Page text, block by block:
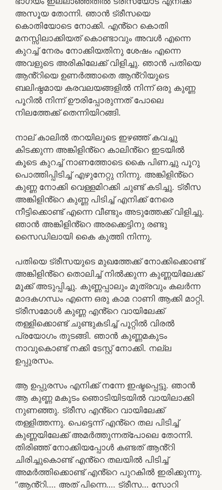
അസൂയ തോന്നി. ഞാൻ ട്രീസയെ
കൊതിയോടെ നോക്കി. എൻ്റെ കൊതി
മനസ്സിലാക്കിയത് കൊണ്ടാവും അവൾ എന്നെ
കുറച്ച് നേരം നോക്കിയതിനു ശേഷം എന്നെ
അവളുടെ അരികിലേക്ക് വിളിച്ചു. ഞാൻ പതിയെ
ആൻ്റിയെ ഉണർത്താതെ ആൻ്റിയുടെ
ബലിഷ്ഠമായ കരവലയങ്ങളിൽ നിന്ന് ഒരു കുണ്ണ
പൂറിൽ നിന്ന് ഊരിപ്പോരുന്നത് പോലെ
നിലത്തേക്ക് തെന്നിയിറങ്ങി.
നാല് കാലിൽ തറയിലൂടെ ഇഴഞ്ഞ് കവച്ചു
കിടക്കുന്ന അങ്കിളിൻ്റെ കാലിൻ്റെ ഇടയിൽ
കൂടെ കുറച്ച് നാണത്തോടെ കൈ പിണച്ചു പൂറു
പൊത്തിപ്പിടിച്ച് എഴുനേറ്റു നിന്നു. അങ്കിളിൻ്റെ
കുണ്ണ നോക്കി വെള്ളമിറക്കി ചുണ്ട് കടിച്ചു. ട്രീസ
അങ്കിളിൻ്റെ കുണ്ണ പിടിച്ച് എനിക്ക് നേരെ
നീട്ടിക്കൊണ്ട് എന്നെ വീണ്ടും അടുത്തേക്ക് വിളിച്ചു.
ഞാൻ അങ്കിളിൻ്റെ അരക്കെട്ടിനു രണ്ടു
സൈഡിലായി കൈ കുത്തി നിന്നു.
പതിയെ ട്രീസയുടെ മുഖത്തേക്ക് നോക്കിക്കൊണ്ട്
അങ്കിളിൻ്റെ തൊലിച്ച് നിൽക്കുന്ന കുണ്ണയിലേക്ക്
മൂക്ക് അടുപ്പിച്ചു. കുണ്ണപ്പാലും മൂത്രവും കലർന്ന
മാദകഗന്ധം എന്നെ ഒരു കാമ റാണി ആക്കി മാറ്റി.
ട്രീസമോൾ കുണ്ണ എൻ്റെ വായിലേക്ക്
തള്ളിക്കൊണ്ട് ചുണ്ടുകടിച്ച് പൂറ്റിൽ വിരൽ
പ്രയോഗം തുടങ്ങി. ഞാൻ കുണ്ണമകുടം
നാവുകൊണ്ട് നക്കി ടേസ്റ്റ് നോക്കി. നല്ല
ഉപ്പുരസം.
ആ ഉപ്പുരസം എനിക്ക് നന്നേ ഇഷ്ടപ്പെട്ടു. ഞാൻ
ആ കുണ്ണ മകുടം ഞൊടിയിടയിൽ വായിലാക്കി
നുണഞ്ഞു. ട്രീസ എൻ്റെ വായിലേക്ക്
തള്ളിത്തന്നു. പെട്ടെന്ന് എൻ്റെ തല പിടിച്ച്
കുണ്ണയിലേക്ക് അമർത്തുന്നത്പോലെ തോന്നി.
തിരിഞ്ഞ് നോക്കിയപ്പോൾ കണ്ടത് ആൻ്റി
ചിരിച്ചുകൊണ്ട് എൻ്റെ തലയിൽ പിടിച്ച്
അമർത്തിക്കൊണ്ട് എൻ്റെ പുറകിൽ ഇരിക്കുന്നു.
“ആൻ്റി…. അത് പിന്നെ…. ട്രീസ… സോറി